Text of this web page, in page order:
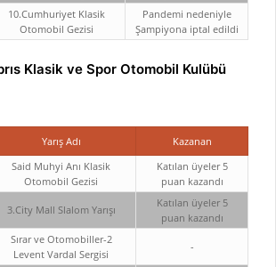
10.Cumhuriyet Klasik
Otomobil Gezisi
Pandemi nedeniyle
Şampiyona iptal edildi
Klasik ve Spor Otomobil Kulübü
Yarış Adı Kazanan
Said Muhyi Anı Klasik
Otomobil Gezisi
Katılan üyeler 5
puan kazandı
3.City Mall Slalom Yarışı
Katılan üyeler 5
puan kazandı
Sırar ve Otomobiller-2
Levent Vardal Sergisi
-